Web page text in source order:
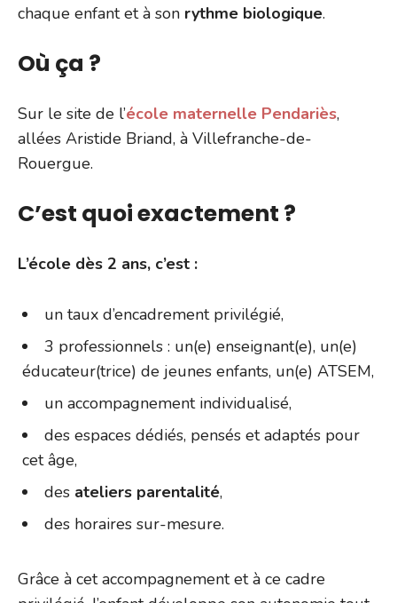
chaque enfant et à son rythme biologique.
Où ça ?
Sur le site de l’école maternelle Pendariès,
allées Aristide Briand, à Villefranche-de-
Rouergue.
C’est quoi exactement ?
L’école dès 2 ans, c’est :
un taux d’encadrement privilégié,
3 professionnels : un(e) enseignant(e), un(e)
éducateur(trice) de jeunes enfants, un(e) ATSEM,
un accompagnement individualisé,
des espaces dédiés, pensés et adaptés pour
cet âge,
des ateliers parentalité,
des horaires sur-mesure.
Grâce à cet accompagnement et à ce cadre